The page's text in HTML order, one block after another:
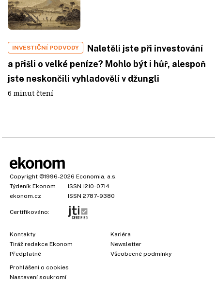
INVESTIČNÍ PODVODY
Naletěli jste při investování
a přišli o velké peníze? Mohlo být i hůř, alespoň
jste neskončili vyhladovělí v džungli
6 minut čtení
Copyright ©1996-2026 Economia, a.s.
Týdeník Ekonom
ISSN 1210-0714
ekonom.cz
ISSN 2787-9380
Certifikováno:
Kontakty
Tiráž redakce Ekonom
Předplatné
Kariéra
Newsletter
Všeobecné podmínky
Prohlášení o cookies
Nastavení soukromí